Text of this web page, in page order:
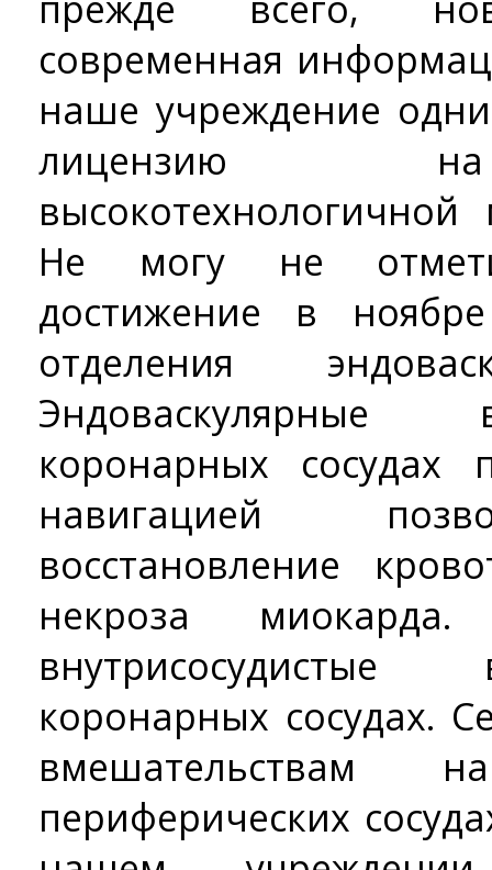
современная
наше учреждение
лицензию
Не могу не
достижение в
отделения
Эндоваскулярные
коронарных сосудах
навигацией
восстановление
некроза
коронарных сосудах.
вмешательствам
периферических